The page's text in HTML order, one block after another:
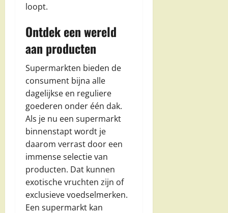
loopt.
Ontdek een wereld
aan producten
Supermarkten bieden de
consument bijna alle
dagelijkse en reguliere
goederen onder één dak.
Als je nu een supermarkt
binnenstapt wordt je
daarom verrast door een
immense selectie van
producten. Dat kunnen
exotische vruchten zijn of
exclusieve voedselmerken.
Een supermarkt kan